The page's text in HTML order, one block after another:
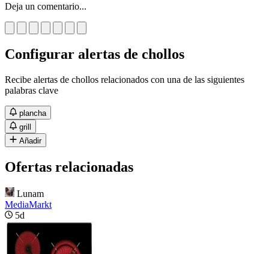
Deja un comentario...
Configurar alertas de chollos
Recibe alertas de chollos relacionados con una de las siguientes
palabras clave
plancha
grill
Añadir
Ofertas relacionadas
Lunam
MediaMarkt
5d